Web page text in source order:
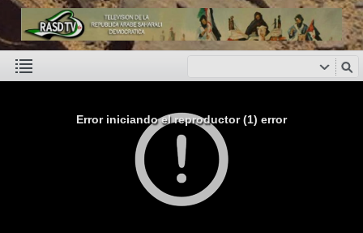
Error iniciando el reproductor (1) error